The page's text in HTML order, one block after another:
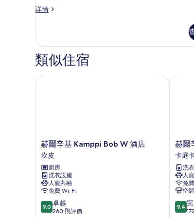
房
相
片
詳情
全
詳
情
類似住宿
赫
爾
辛
基
Kamppi
Bob
W
酒
店
赫爾辛基 Kamppi Bob W 酒店
坎皮
廚房
洗衣設施
人寵共融
免費 Wi-Fi
9.0
分
9.0 卓越
260 則評價
赫爾辛基 Kamppi Bob W 酒店
赫
爾
辛
基
Bob
W
Kaarti
酒
店
赫爾
卡庭
洗
人
免
空調
9.4
分
9.4
赫爾辛